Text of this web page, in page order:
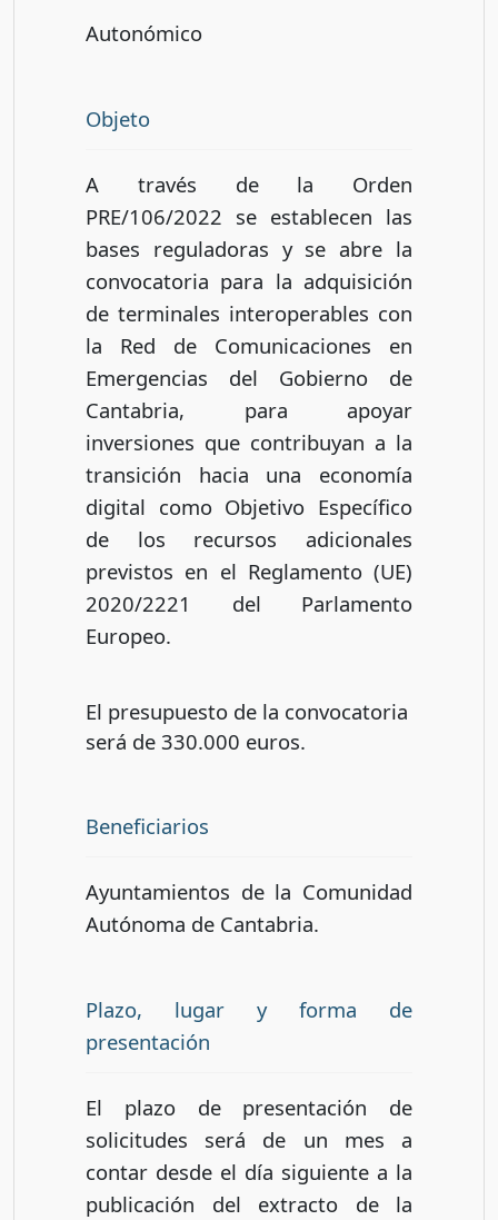
Autonómico
Objeto
A través de la Orden
PRE/106/2022 se establecen las
bases reguladoras y se abre la
convocatoria para la adquisición
de terminales interoperables con
la Red de Comunicaciones en
Emergencias del Gobierno de
Cantabria, para apoyar
inversiones que contribuyan a la
transición hacia una economía
digital como Objetivo Específico
de los recursos adicionales
previstos en el Reglamento (UE)
2020/2221 del Parlamento
Europeo.
El presupuesto de la convocatoria
será de 330.000 euros.
Beneficiarios
Ayuntamientos de la Comunidad
Autónoma de Cantabria.
Plazo, lugar y forma de
presentación
El plazo de presentación de
solicitudes será de un mes a
contar desde el día siguiente a la
publicación del extracto de la